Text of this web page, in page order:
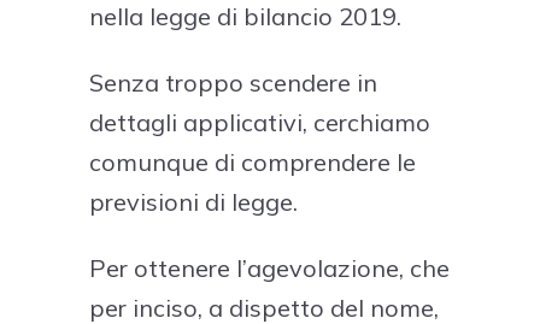
nella legge di bilancio 2019.
Senza troppo scendere in
dettagli applicativi, cerchiamo
comunque di comprendere le
previsioni di legge.
Per ottenere l’agevolazione, che
per inciso, a dispetto del nome,